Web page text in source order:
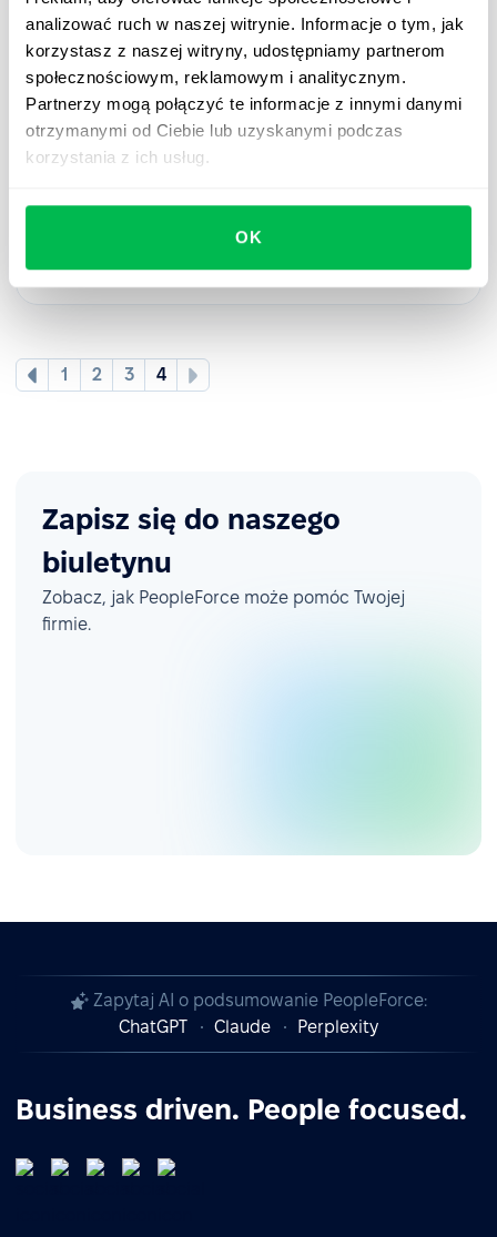
analizować ruch w naszej witrynie. Informacje o tym, jak
korzystasz z naszej witryny, udostępniamy partnerom
społecznościowym, reklamowym i analitycznym.
Partnerzy mogą połączyć te informacje z innymi danymi
otrzymanymi od Ciebie lub uzyskanymi podczas
korzystania z ich usług.
OK
Updates 2022-12-14
Automatyczne przepływy pracy dla
wydarzeń zespołowych i procesów HR
Dla nowoczesnego działu HR właściwie
zaplanowany przepływ pracy – workflow – jest
1 2 3 4
Zapisz się do naszego
biuletynu
Zobacz, jak PeopleForce może pomóc Twojej
firmie.
Zapytaj AI o podsumowanie PeopleForce:
ChatGPT
Claude Perplexity
Business driven. People focused.